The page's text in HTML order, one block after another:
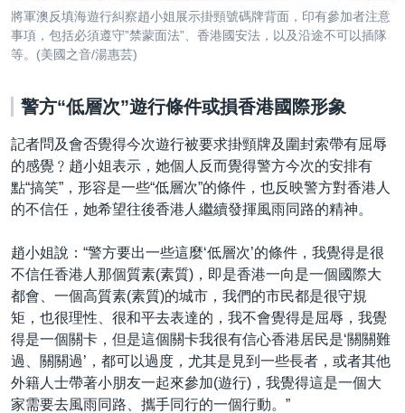
將軍澳反填海遊行糾察趙小姐展示掛頸號碼牌背面，印有參加者注意
事項，包括必須遵守”禁蒙面法”、香港國安法，以及沿途不可以插隊
等。(美國之音/湯惠芸)
警方“低層次”遊行條件或損香港國際形象
記者問及會否覺得今次遊行被要求掛頸牌及圍封索帶有屈辱
的感覺﹖趙小姐表示，她個人反而覺得警方今次的安排有
點“搞笑”，形容是一些“低層次”的條件，也反映警方對香港人
的不信任，她希望往後香港人繼續發揮風雨同路的精神。
趙小姐說：“警方要出一些這麼‘低層次’的條件，我覺得是很
不信任香港人那個質素(素質)，即是香港一向是一個國際大
都會、一個高質素(素質)的城市，我們的市民都是很守規
矩，也很理性、很和平去表達的，我不會覺得是屈辱，我覺
得是一個關卡，但是這個關卡我很有信心香港居民是‘關關難
過、關關過’，都可以過度，尤其是見到一些長者，或者其他
外籍人士帶著小朋友一起來參加(遊行)，我覺得這是一個大
家需要去風雨同路、攜手同行的一個行動。”